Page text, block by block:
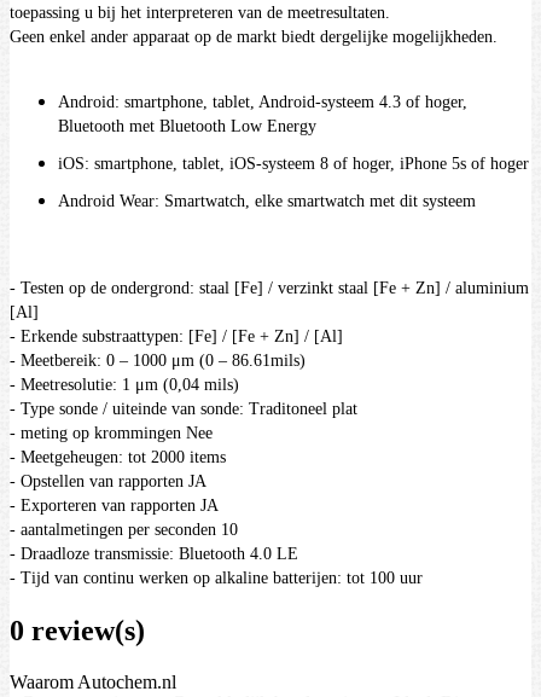
toepassing u bij het interpreteren van de meetresultaten.
Geen enkel ander apparaat op de markt biedt dergelijke mogelijkheden.
Android: smartphone, tablet, Android-systeem 4.3 of hoger,
Bluetooth met Bluetooth Low Energy
iOS: smartphone, tablet, iOS-systeem 8 of hoger, iPhone 5s of hoger
Android Wear: Smartwatch, elke smartwatch met dit systeem
- Testen op de ondergrond: staal [Fe] / verzinkt staal [Fe + Zn] / aluminium
[Al]
- Erkende substraattypen: [Fe] / [Fe + Zn] / [Al]
- Meetbereik: 0 – 1000 μm (0 – 86.61mils)
- Meetresolutie: 1 μm (0,04 mils)
- Type sonde / uiteinde van sonde: Traditoneel plat
- meting op krommingen Nee
- Meetgeheugen: tot 2000 items
- Opstellen van rapporten JA
- Exporteren van rapporten JA
- aantalmetingen per seconden 10
- Draadloze transmissie: Bluetooth 4.0 LE
- Tijd van continu werken op alkaline batterijen: tot 100 uur
0 review(s)
Waarom Autochem.nl